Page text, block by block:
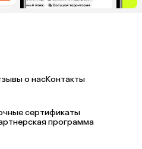
о насКонтакты
сертификаты
программа